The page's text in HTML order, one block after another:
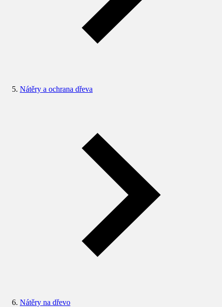
Nátěry a ochrana dřeva
Nátěry na dřevo